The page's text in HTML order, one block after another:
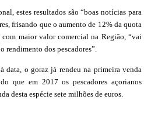
estes resultados são “boas notícias para
frisando que o aumento de 12% da quota
com maior valor comercial na Região, “vai
rendimento dos pescadores”.
data, o goraz já rendeu na primeira venda
que em 2017 os pescadores açorianos
desta espécie sete milhões de euros.